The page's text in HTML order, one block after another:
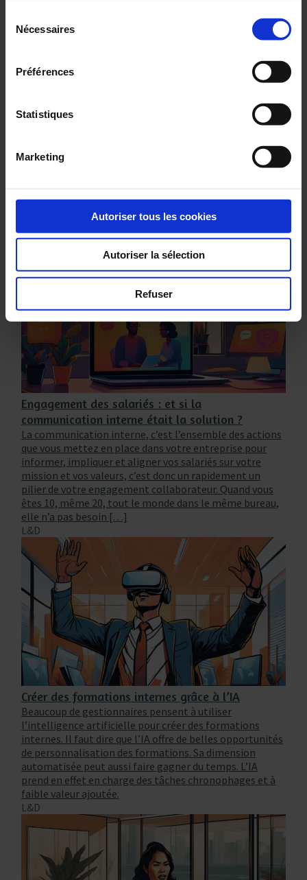
Nécessaires
Préférences
Statistiques
Marketing
Autoriser tous les cookies
Autoriser la sélection
Refuser
communication, j'ai développé un espace de
entrepreneurs.
Sur le même sujet
L&D
Engagement des salariés : et si la
communication interne était la solution ?
La communication interne, c’est l’ensemble des actions
que vous mettez en place dans votre entreprise pour
informer, impliquer et aligner vos salariés sur votre
mission et vos valeurs, c’est donc un rapidement un
pilier de votre engagement collaborateur. Quand vous
êtes 10, même 20, tout le monde dans le même bureau,
elle n’a pas besoin […]
L&D
Créer des formations internes grâce à l’IA
Beaucoup de gestionnaires pensent à utiliser
l’intelligence artificielle pour créer des formations
internes. Il faut dire que l’IA offre de belles opportunités
de personnalisation des formations. Sa dimension
automatisée peut aussi faire gagner du temps. L’IA
prend en effet en charge des tâches chronophages et à
faible valeur ajoutée.
L&D